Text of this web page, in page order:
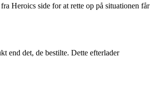
Heroics side for at rette op på situationen får
end det, de bestilte. Dette efterlader